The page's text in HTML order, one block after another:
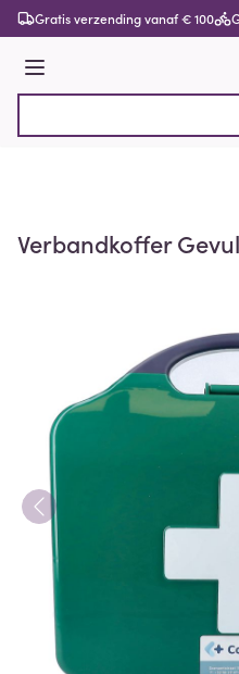
Ga naar de inhoud
Gratis verzending vanaf € 100
Menu
Verbandkoffer